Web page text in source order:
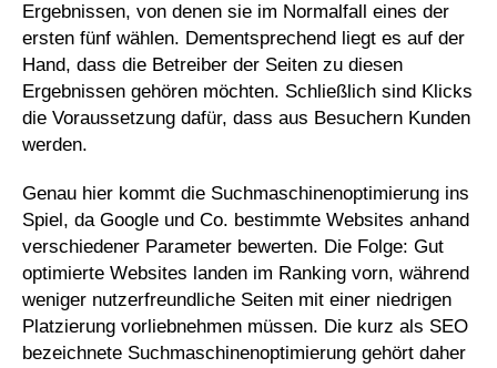
Ergebnissen, von denen sie im Normalfall eines der
ersten fünf wählen. Dementsprechend liegt es auf der
Hand, dass die Betreiber der Seiten zu diesen
Ergebnissen gehören möchten. Schließlich sind Klicks
die Voraussetzung dafür, dass aus Besuchern Kunden
werden.
Genau hier kommt die Suchmaschinenoptimierung ins
Spiel, da Google und Co. bestimmte Websites anhand
verschiedener Parameter bewerten. Die Folge: Gut
optimierte Websites landen im Ranking vorn, während
weniger nutzerfreundliche Seiten mit einer niedrigen
Platzierung vorliebnehmen müssen. Die kurz als SEO
bezeichnete Suchmaschinenoptimierung gehört daher